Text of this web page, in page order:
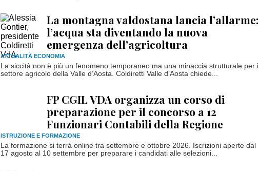
La montagna valdostana lancia l’allarme:
l’acqua sta diventando la nuova
emergenza dell’agricoltura
ATTUALITÀ ECONOMIA
La siccità non è più un fenomeno temporaneo ma una minaccia strutturale per il
settore agricolo della Valle d’Aosta. Coldiretti Valle d’Aosta chiede...
FP CGIL VDA organizza un corso di
preparazione per il concorso a 12
Funzionari Contabili della Regione
ISTRUZIONE E FORMAZIONE
La formazione si terrà online tra settembre e ottobre 2026. Iscrizioni aperte dal
17 agosto al 10 settembre per preparare i candidati alle selezioni...